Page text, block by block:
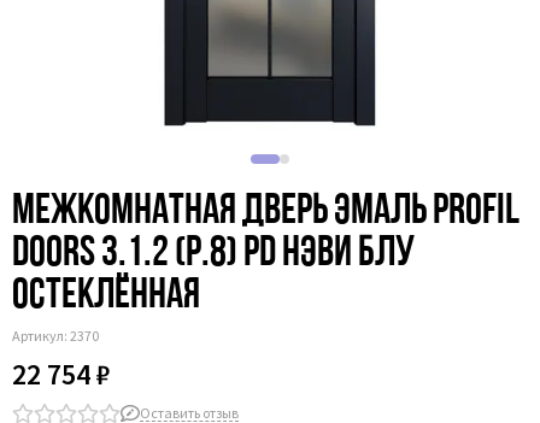
Межкомнатная дверь эмаль Profil
Doors 3.1.2 (р.8) PD нэви блу
остеклённая
Артикул: 2370
22 754 ₽
Оставить отзыв